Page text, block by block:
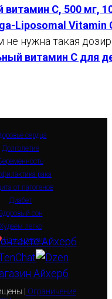
С, 500 мг,
Liposomal Vitamin
не нужна такая
витамин C для
сердца
Долголетие
рака
от патогенов
Диабет
сон
Худеем легко
Наш магазин
|
Ограничение